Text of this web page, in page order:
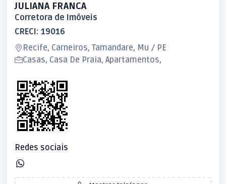
JULIANA FRANCA
Corretora de Imóveis
CRECI: 19016
Recife, Carneiros, Tamandare, Mu / PE
Casas, Casa De Praia, Apartamentos,
Redes sociais